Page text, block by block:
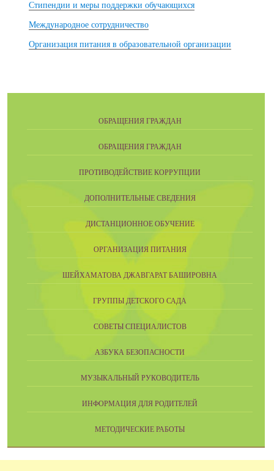
Стипендии и меры поддержки обучающихся
Международное сотрудничество
Организация питания в образовательной организации
ОБРАЩЕНИЯ ГРАЖДАН
ОБРАЩЕНИЯ ГРАЖДАН
ПРОТИВОДЕЙСТВИЕ КОРРУПЦИИ
ДОПОЛНИТЕЛЬНЫЕ СВЕДЕНИЯ
ДИСТАНЦИОННОЕ ОБУЧЕНИЕ
ОРГАНИЗАЦИЯ ПИТАНИЯ
ШЕЙХАМАТОВА ДЖАВГАРАТ БАШИРОВНА
ГРУППЫ ДЕТСКОГО САДА
СОВЕТЫ СПЕЦИАЛИСТОВ
АЗБУКА БЕЗОПАСНОСТИ
МУЗЫКАЛЬНЫЙ РУКОВОДИТЕЛЬ
ИНФОРМАЦИЯ ДЛЯ РОДИТЕЛЕЙ
МЕТОДИЧЕСКИЕ РАБОТЫ